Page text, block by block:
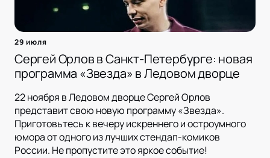
29 июля
Сергей Орлов в Санкт-Петербурге: новая
программа «Звезда» в Ледовом дворце
22 ноября в Ледовом дворце Сергей Орлов
представит свою новую программу «Звезда».
Приготовьтесь к вечеру искреннего и остроумного
юмора от одного из лучших стендап-комиков
России. Не пропустите это яркое событие!